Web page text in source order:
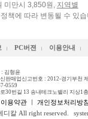
미만시 3,850원, 지역별
책에 따라 변동될 수 있
PC버젼 이용안내
: 김형윤
판매업신고번호 : 2012-경기부천
0559
30번길 13 송내테크노밸리 지상1
이용약관ㅣ 개인정보처리방
칼 All right reserved.